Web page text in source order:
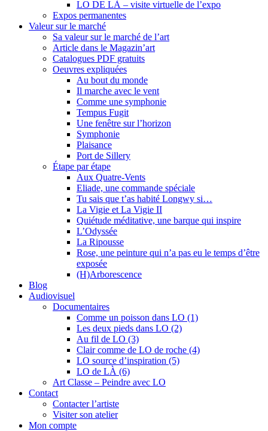
LO DE LÀ – visite virtuelle de l’expo
Expos permanentes
Valeur sur le marché
Sa valeur sur le marché de l’art
Article dans le Magazin’art
Catalogues PDF gratuits
Oeuvres expliquées
Au bout du monde
Il marche avec le vent
Comme une symphonie
Tempus Fugit
Une fenêtre sur l’horizon
Symphonie
Plaisance
Port de Sillery
Étape par étape
Aux Quatre-Vents
Eliade, une commande spéciale
Tu sais que t’as habité Longwy si…
La Vigie et La Vigie II
Quiétude méditative, une barque qui inspire
L’Odyssée
La Ripousse
Rose, une peinture qui n’a pas eu le temps d’être
exposée
(H)Arborescence
Blog
Audiovisuel
Documentaires
Comme un poisson dans LO (1)
Les deux pieds dans LO (2)
Au fil de LO (3)
Clair comme de LO de roche (4)
LO source d’inspiration (5)
LO de LÀ (6)
Art Classe – Peindre avec LO
Contact
Contacter l’artiste
Visiter son atelier
Mon compte